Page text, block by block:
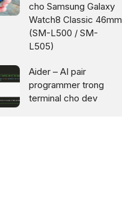
cho Samsung Galaxy
Watch8 Classic 46mm
(SM-L500 / SM-
L505)
Aider – AI pair
programmer trong
terminal cho dev